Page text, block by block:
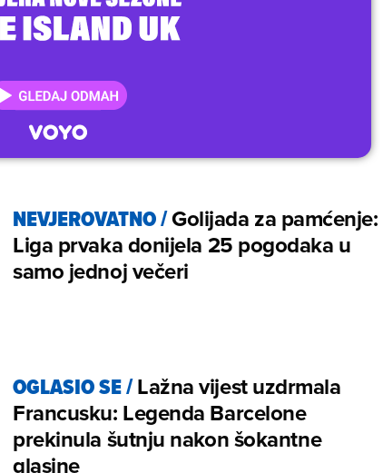
NEVJEROVATNO/Golijada za pamćenje:
Liga prvaka donijela 25 pogodaka u
samo jednoj večeri
OGLASIO SE/Lažna vijest uzdrmala
Francusku: Legenda Barcelone
prekinula šutnju nakon šokantne
glasine